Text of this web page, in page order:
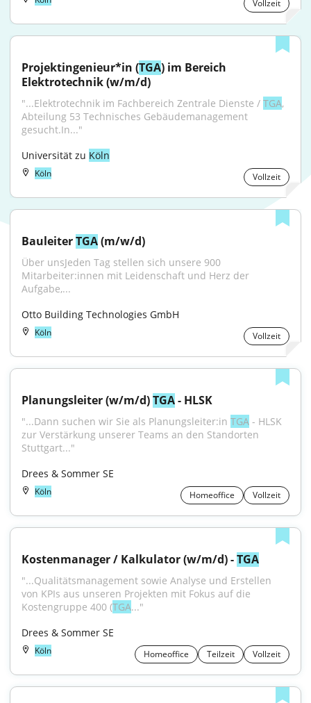
Vollzeit
Projektingenieur*in (TGA) im Bereich
Elektrotechnik (w/m/d)
"...Elektrotechnik im Fachbereich Zentrale Dienste / TGA,
Abteilung 53 Technisches Gebäudemanagement
gesucht.In..."
Universität zu Köln
Köln Vollzeit
Bauleiter TGA (m/w/d)
Über unsJeden Tag stellen sich unsere 900
Mitarbeiter:innen mit Leidenschaft und Herz der
Aufgabe,...
Otto Building Technologies GmbH
Köln Vollzeit
Planungsleiter (w/m/d) TGA - HLSK
"...Dann suchen wir Sie als Planungsleiter:in TGA - HLSK
zur Verstärkung unserer Teams an den Standorten
Stuttgart..."
Drees & Sommer SE
Köln Homeoffice Vollzeit
Kostenmanager / Kalkulator (w/m/d) - TGA
"...Qualitätsmanagement sowie Analyse und Erstellen
von KPIs aus unseren Projekten mit Fokus auf die
Kostengruppe 400 (TGA..."
Drees & Sommer SE
Köln Homeoffice Teilzeit Vollzeit